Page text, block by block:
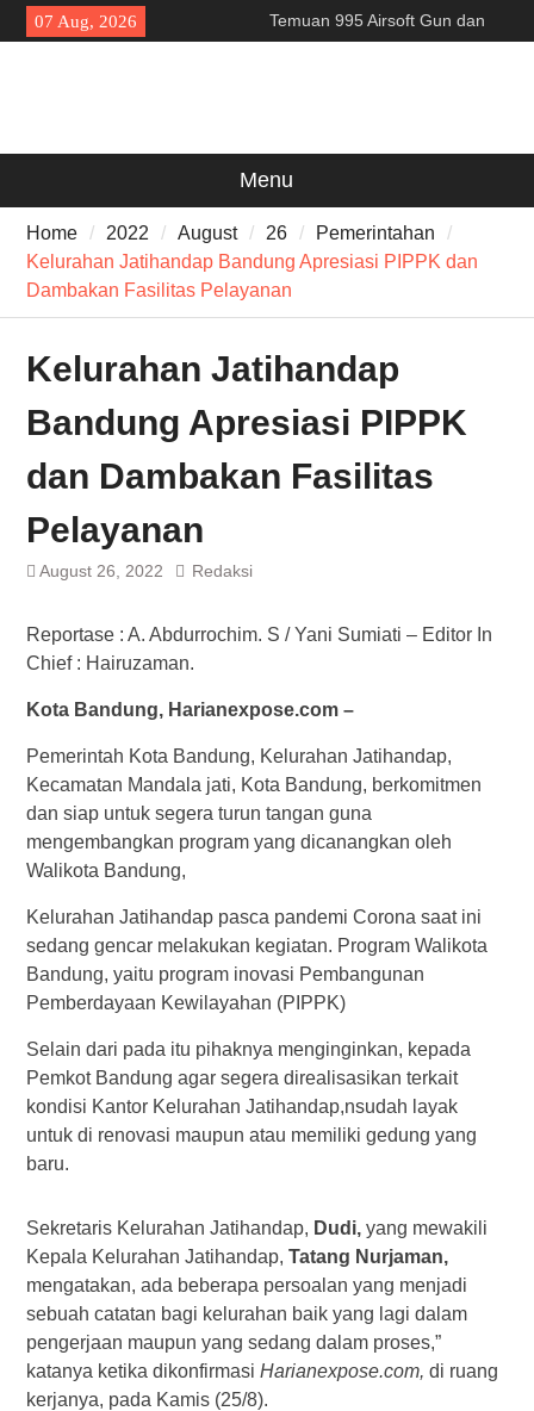
Skip
to
07 Aug, 2026
Temuan 995 Airsoft Gun dan
Narkoba di Sekolah Kebayoran
Masyarakat”
Menu
Home 2022 August 26
Pemerintahan
Kelurahan Jatihandap Bandung Apresiasi PIPPK dan
Dambakan Fasilitas Pelayanan
Kelurahan Jatihandap
Bandung Apresiasi PIPPK
dan Dambakan Fasilitas
Pelayanan
August 26, 2022 Redaksi
Reportase : A. Abdurrochim. S / Yani Sumiati – Editor In
Chief : Hairuzaman.
Kota Bandung, Harianexpose.com –
Pemerintah Kota Bandung, Kelurahan Jatihandap,
Kecamatan Mandala jati, Kota Bandung, berkomitmen
dan siap untuk segera turun tangan guna
mengembangkan program yang dicanangkan oleh
Walikota Bandung,
Kelurahan Jatihandap pasca pandemi Corona saat ini
sedang gencar melakukan kegiatan. Program Walikota
Bandung, yaitu program inovasi Pembangunan
Pemberdayaan Kewilayahan (PIPPK)
Selain dari pada itu pihaknya menginginkan, kepada
Pemkot Bandung agar segera direalisasikan terkait
kondisi Kantor Kelurahan Jatihandap,nsudah layak
untuk di renovasi maupun atau memiliki gedung yang
baru.
Sekretaris Kelurahan Jatihandap, Dudi,yang mewakili
Kepala Kelurahan Jatihandap, Tatang Nurjaman,
mengatakan, ada beberapa persoalan yang menjadi
sebuah catatan bagi kelurahan baik yang lagi dalam
pengerjaan maupun yang sedang dalam proses,”
katanya ketika dikonfirmasi Harianexpose.com, di ruang
kerjanya, pada Kamis (25/8).